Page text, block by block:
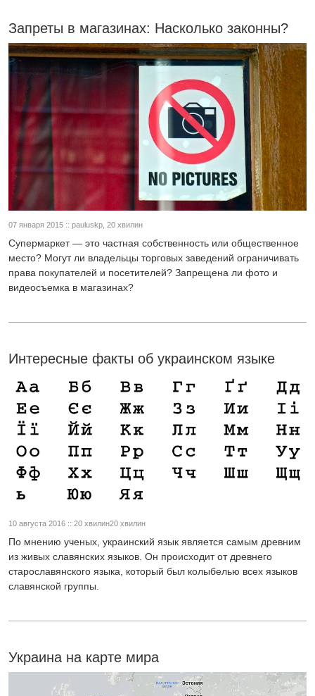
Запреты в магазинах: Насколько законны?
07 января 2015 :: pauluskp, 20 хвилин
Супермаркет — это частная собственность или общественное
место? Могут ли владельцы торговых заведений ограничивать
права покупателей и посетителей? Запрещена ли фото и
видеосъемка в магазинах?
Интересные факты об украинском языке
10 августа 2016 :: 20 хвилин20 хвилин
По мнению ученых, украинский язык является самым древним
из живых славянских языков. Он происходит от древнего
старославянского языка, который был колыбелью всех языков
славянской группы.
Украина на карте мира